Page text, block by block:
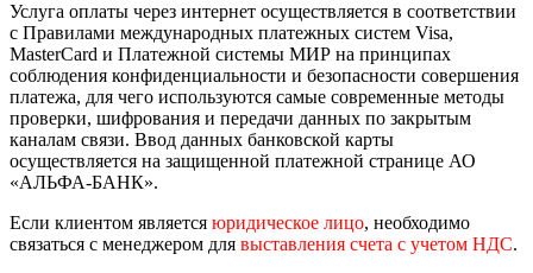
Услуга оплаты через интернет осуществляется в соответствии
с Правилами международных платежных систем Visa,
MasterCard и Платежной системы МИР на принципах
соблюдения конфиденциальности и безопасности совершения
платежа, для чего используются самые современные методы
проверки, шифрования и передачи данных по закрытым
каналам связи. Ввод данных банковской карты
осуществляется на защищенной платежной странице АО
«АЛЬФА-БАНК».
Если клиентом является юридическое лицо, необходимо
связаться с менеджером для выставления счета с учетом НДС.